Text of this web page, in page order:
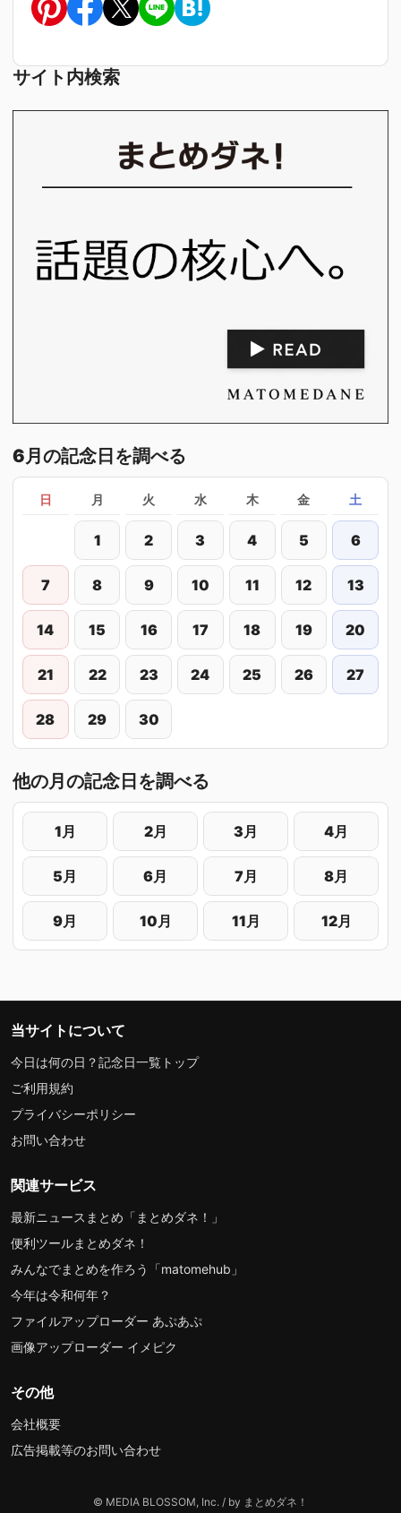
サイト内検索
6月の記念日を調べる
日 月 火 水 木 金 土
1 2 3 4 5 6
7 8 9 10 11 12 13
14 15 16 17 18 19 20
21 22 23 24 25 26 27
28 29 30
他の月の記念日を調べる
1月 2月 3月 4月
5月 6月 7月 8月
9月 10月 11月 12月
当サイトについて
今日は何の日？記念日一覧トップ
ご利用規約
プライバシーポリシー
お問い合わせ
関連サービス
最新ニュースまとめ「まとめダネ！」
便利ツールまとめダネ！
みんなでまとめを作ろう「matomehub」
今年は令和何年？
ファイルアップローダー あぷあぷ
画像アップローダー イメピク
その他
会社概要
広告掲載等のお問い合わせ
© MEDIA BLOSSOM, Inc. / by まとめダネ！